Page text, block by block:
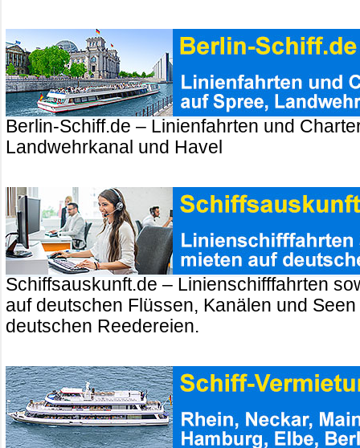
Berlin-Schiff.de – Linienfahrten und
Landwehrkanal und Havel
Schiffsauskunft.de – Linienschifffahrten
auf deutschen Flüssen, Kanälen und
deutschen Reedereien.